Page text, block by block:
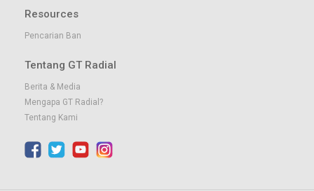
Resources
Pencarian Ban
Tentang GT Radial
Berita & Media
Mengapa GT Radial?
Tentang Kami